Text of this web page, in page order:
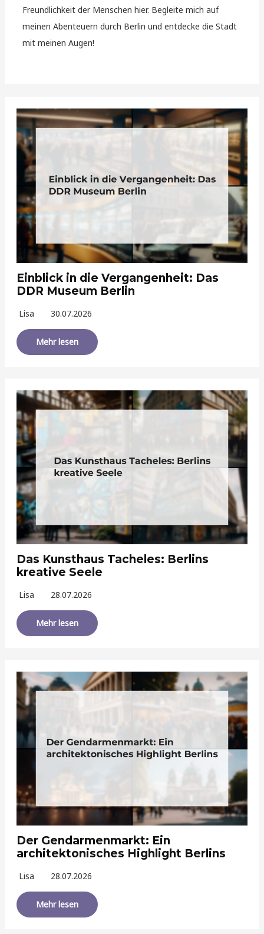
Freundlichkeit der Menschen hier. Begleite mich auf
meinen Abenteuern durch Berlin und entdecke die Stadt
mit meinen Augen!
Einblick in die Vergangenheit: Das
DDR Museum Berlin
Lisa 30.07.2026
Mehr lesen
Das Kunsthaus Tacheles: Berlins
kreative Seele
Lisa 28.07.2026
Mehr lesen
Der Gendarmenmarkt: Ein
architektonisches Highlight Berlins
Lisa 28.07.2026
Mehr lesen